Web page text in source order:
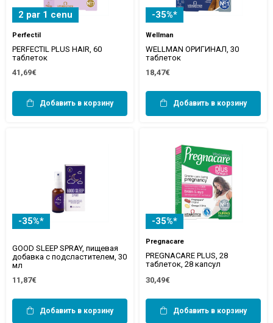
2 par 1 cenu
Perfectil
PERFECTIL PLUS HAIR, 60
таблеток
41,69€
Добавить в корзину
-35%*
Wellman
WELLMAN ОРИГИНАЛ, 30
таблеток
18,47€
Добавить в корзину
-35%*
GOOD SLEEP SPRAY, пищевая
добавка с подсластителем, 30
мл
11,87€
Добавить в корзину
-35%*
Pregnacare
PREGNACARE PLUS, 28
таблеток, 28 капсул
30,49€
Добавить в корзину